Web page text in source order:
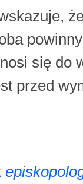
się do
przed